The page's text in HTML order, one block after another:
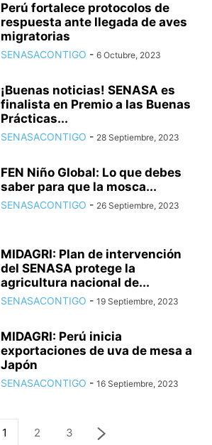
Perú fortalece protocolos de
respuesta ante llegada de aves
migratorias
SENASACONTIGO - 6 Octubre, 2023
¡Buenas noticias! SENASA es
finalista en Premio a las Buenas
Prácticas...
SENASACONTIGO - 28 Septiembre, 2023
FEN Niño Global: Lo que debes
saber para que la mosca...
SENASACONTIGO - 26 Septiembre, 2023
MIDAGRI: Plan de intervención
del SENASA protege la
agricultura nacional de...
SENASACONTIGO - 19 Septiembre, 2023
MIDAGRI: Perú inicia
exportaciones de uva de mesa a
Japón
SENASACONTIGO - 16 Septiembre, 2023
1 2 3